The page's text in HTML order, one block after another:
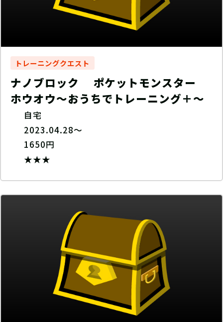
トレーニングクエスト
ナノブロック ポケットモンスター
ホウオウ〜おうちでトレーニング＋〜
自宅
2023.04.28～
1650円
★★★